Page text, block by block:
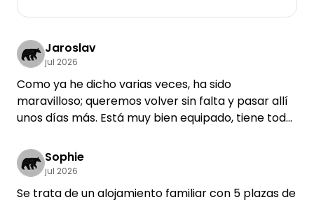
Jaroslav
jul 2026
Como ya he dicho varias veces, ha sido
maravilloso; queremos volver sin falta y pasar allí
unos días más. Está muy bien equipado, tiene todo
gracias de parte de cinco huéspedes checos.
Sophie
jul 2026
Se trata de un alojamiento familiar con 5 plazas de